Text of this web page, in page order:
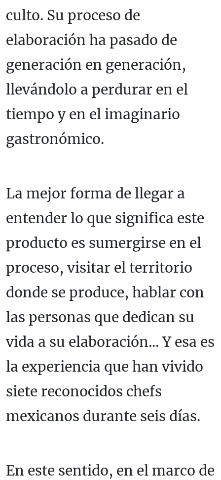
culto. Su proceso de
elaboración ha pasado de
generación en generación,
llevándolo a perdurar en el
tiempo y en el imaginario
gastronómico.
La mejor forma de llegar a
entender lo que significa este
producto es sumergirse en el
proceso, visitar el territorio
donde se produce, hablar con
las personas que dedican su
vida a su elaboración... Y esa es
la experiencia que han vivido
siete reconocidos chefs
mexicanos durante seis días.
En este sentido, en el marco de